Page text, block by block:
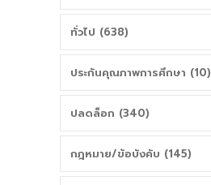
ทั่วไป (638)
ประกันคุณภาพการศึกษา (10)
ปลดล็อก (340)
กฎหมาย/ข้อบังคับ (145)